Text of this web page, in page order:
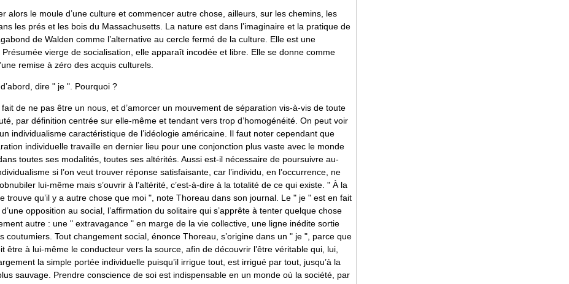
alors le moule d’une culture et commencer autre chose, ailleurs, sur les chemins, les
les prés et les bois du Massachusetts. La nature est dans l’imaginaire et la pratique de
de Walden comme l’alternative au cercle fermé de la culture. Elle est une
vierge de socialisation, elle apparaît incodée et libre. Elle se donne comme
remise à zéro des acquis culturels.
dire " je ". Pourquoi ?
fait de ne pas être un nous, et d’amorcer un mouvement de séparation vis-à-vis de toute
par définition centrée sur elle-même et tendant vers trop d’homogénéité. On peut voir
individualisme caractéristique de l’idéologie américaine. Il faut noter cependant que
individuelle travaille en dernier lieu pour une conjonction plus vaste avec le monde
toutes ses modalités, toutes ses altérités. Aussi est-il nécessaire de poursuivre au-
si l’on veut trouver réponse satisfaisante, car l’individu, en l’occurrence, ne
lui-même mais s’ouvrir à l’altérité, c’est-à-dire à la totalité de ce qui existe. " À la
trouve qu’il y a autre chose que moi ", note Thoreau dans son journal. Le " je " est en fait
opposition au social, l’affirmation du solitaire qui s’apprête à tenter quelque chose
autre : une " extravagance " en marge de la vie collective, une ligne inédite sortie
coutumiers. Tout changement social, énonce Thoreau, s’origine dans un " je ", parce que
être à lui-même le conducteur vers la source, afin de découvrir l’être véritable qui, lui,
la simple portée individuelle puisqu’il irrigue tout, est irrigué par tout, jusqu’à la
sauvage. Prendre conscience de soi est indispensable en un monde où la société, par